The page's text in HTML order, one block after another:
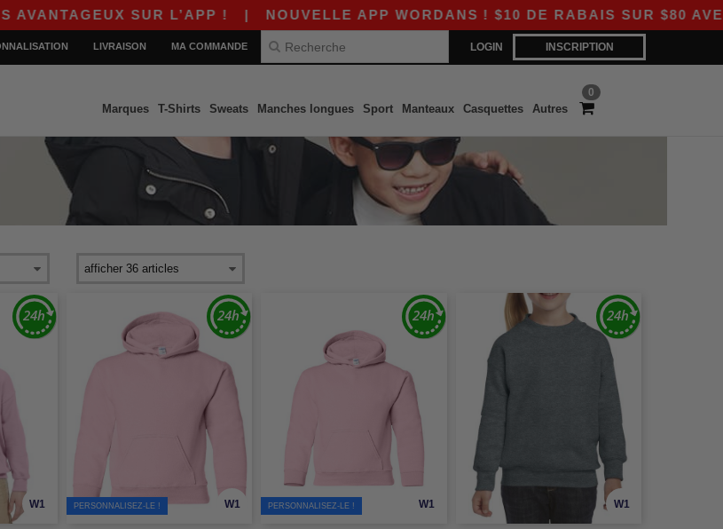
SUR L’APP !|NOUVELLE APP WORDANS ! $10 DE RABAIS SUR $80 AVEC
LOGIN INSCRIPTION
LIVRAISON MA COMMANDE
0
Marques T-Shirts Sweats Manches longues Sport Manteaux Casquettes Autres
W1 W1
PERSONNALISEZ-LE ! W1
PERSONNALISEZ-LE ! W1